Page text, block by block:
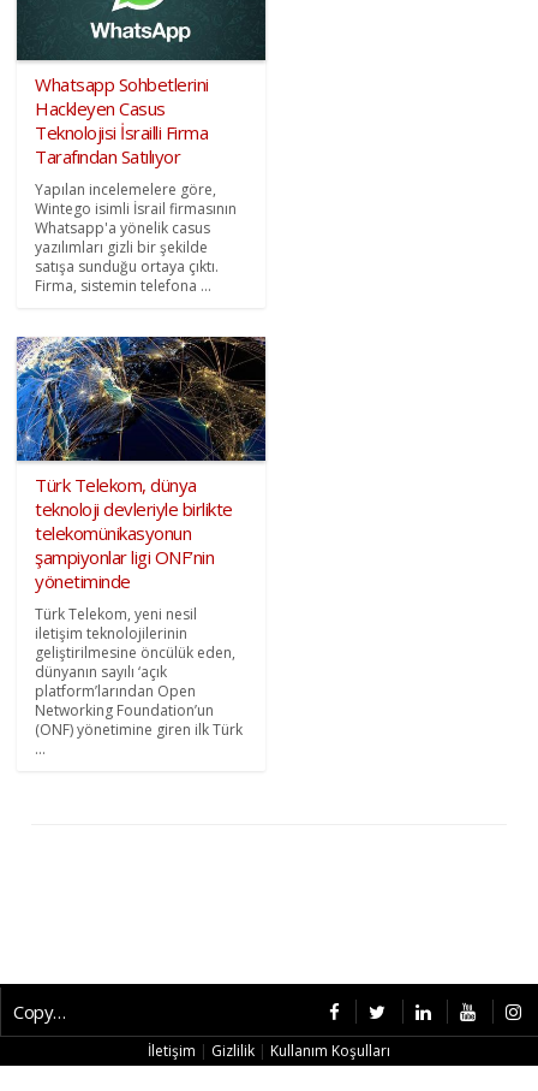
Whatsapp Sohbetlerini
Hackleyen Casus
Teknolojisi İsrailli Firma
Tarafından Satılıyor
Yapılan incelemelere göre,
Wintego isimli İsrail firmasının
Whatsapp'a yönelik casus
yazılımları gizli bir şekilde
satışa sunduğu ortaya çıktı.
Firma, sistemin telefona ...
Türk Telekom, dünya
teknoloji devleriyle birlikte
telekomünikasyonun
şampiyonlar ligi ONF’nin
yönetiminde
Türk Telekom, yeni nesil
iletişim teknolojilerinin
geliştirilmesine öncülük eden,
dünyanın sayılı ‘açık
platform’larından Open
Networking Foundation’un
(ONF) yönetimine giren ilk Türk
...
Copyright © 2026 CybermagOnline
İletişim | Gizlilik | Kullanım Koşulları